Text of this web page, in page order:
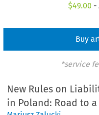
$49.00 -
Buy
*service
New Rules on
in Poland: Road to